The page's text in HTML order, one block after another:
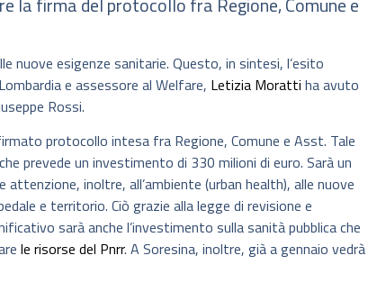
nuove esigenze sanitarie. Questo, in sintesi, l’esito
e assessore al Welfare, Letizia Moratti ha avuto
Rossi.
protocollo intesa fra Regione, Comune e Asst. Tale
prevede un investimento di 330 milioni di euro. Sarà un
inoltre, all’ambiente (urban health), alle nuove
e territorio. Ciò grazie alla legge di revisione e
sarà anche l’investimento sulla sanità pubblica che
le risorse del Pnrr. A Soresina, inoltre, già a gennaio vedrà